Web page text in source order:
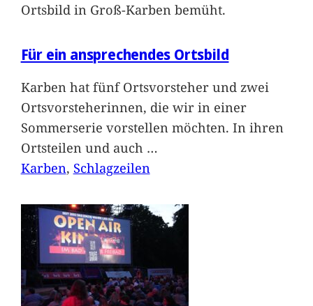
Ortsbild in Groß-Karben bemüht.
Für ein ansprechendes Ortsbild
Karben hat fünf Ortsvorsteher und zwei
Ortsvorsteherinnen, die wir in einer
Sommerserie vorstellen möchten. In ihren
Ortsteilen und auch …
Karben, Schlagzeilen